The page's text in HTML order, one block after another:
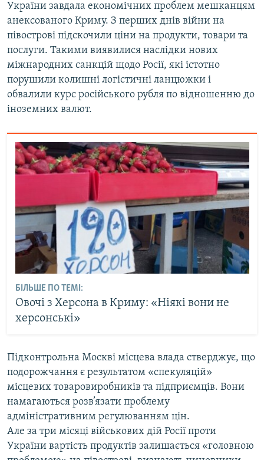
України завдала економічних проблем мешканцям
анексованого Криму. З перших днів війни на
півострові підскочили ціни на продукти, товари та
послуги. Такими виявилися наслідки нових
міжнародних санкцій щодо Росії, які істотно
порушили колишні логістичні ланцюжки і
обвалили курс російського рубля по відношенню до
іноземних валют.
БІЛЬШЕ ПО ТЕМІ:
Овочі з Херсона в Криму: «Ніякі вони не
херсонські»
Підконтрольна Москві місцева влада стверджує, що
подорожчання є результатом «спекуляцій»
місцевих товаровиробників та підприємців. Вони
намагаються розв’язати проблему
адміністративним регулюванням цін.
Але за три місяці військових дій Росії проти
України вартість продуктів залишається «головною